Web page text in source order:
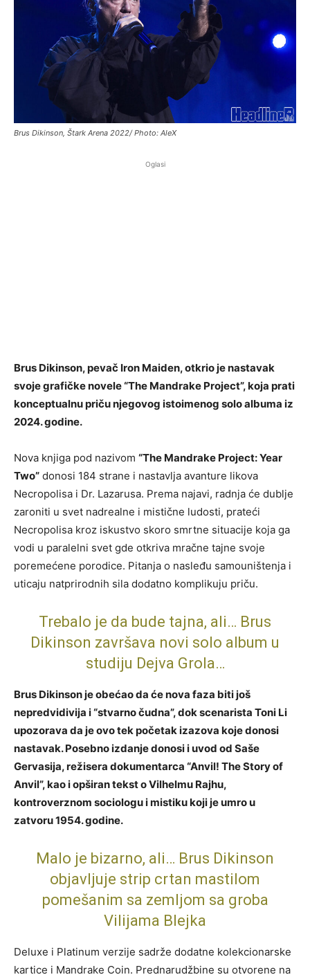
Brus Dikinson, Štark Arena 2022/ Photo: AleX
Oglasi
Brus Dikinson, pevač Iron Maiden, otkrio je nastavak
svoje grafičke novele “The Mandrake Project”, koja prati
konceptualnu priču njegovog istoimenog solo albuma iz
2024. godine.
Nova knjiga pod nazivom “The Mandrake Project: Year
Two” donosi 184 strane i nastavlja avanture likova
Necropolisa i Dr. Lazarusa. Prema najavi, radnja će dublje
zaroniti u svet nadrealne i mistične ludosti, prateći
Necropolisa kroz iskustvo skoro smrtne situacije koja ga
vodi u paralelni svet gde otkriva mračne tajne svoje
poremećene porodice. Pitanja o nasleđu samouništenja i
uticaju natprirodnih sila dodatno komplikuju priču.
Trebalo je da bude tajna, ali… Brus
Dikinson završava novi solo album u
studiju Dejva Grola…
Brus Dikinson je obećao da će nova faza biti još
nepredvidivija i “stvarno čudna”, dok scenarista Toni Li
upozorava da je ovo tek početak izazova koje donosi
nastavak. Posebno izdanje donosi i uvod od Saše
Gervasija, režisera dokumentarca “Anvil! The Story of
Anvil”, kao i opširan tekst o Vilhelmu Rajhu,
kontroverznom sociologu i mistiku koji je umro u
zatvoru 1954. godine.
Malo je bizarno, ali… Brus Dikinson
objavljuje strip crtan mastilom
pomešanim sa zemljom sa groba
Vilijama Blejka
Deluxe i Platinum verzije sadrže dodatne kolekcionarske
kartice i Mandrake Coin. Prednarudžbine su otvorene na